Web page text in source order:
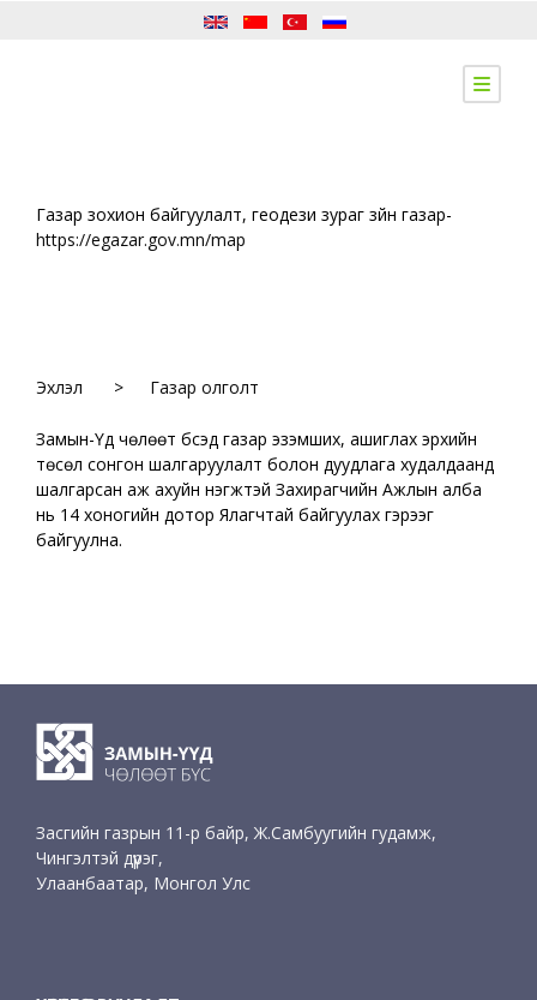
Газар зохион байгуулалт, геодези зураг зүйн газар-
https://egazar.gov.mn/map
Эхлэл > Газар олголт
Замын-Үүд чөлөөт бүсэд газар эзэмших, ашиглах эрхийн
төсөл сонгон шалгаруулалт болон дуудлага худалдаанд
шалгарсан аж ахуйн нэгжтэй Захирагчийн Ажлын алба
нь 14 хоногийн дотор Ялагчтай байгуулах гэрээг
байгуулна.
Засгийн газрын 11-р байр, Ж.Самбуугийн гудамж,
Чингэлтэй дүүрэг,
Улаанбаатар, Монгол Улс